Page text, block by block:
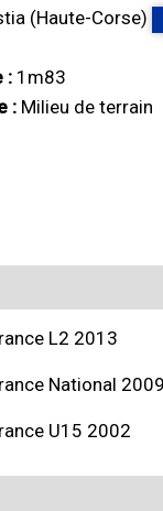
(Haute-Corse)
: 1m83
: Milieu de terrain
L2 2013
National 2009
U15 2002